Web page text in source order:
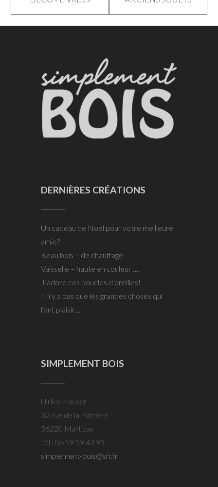
l’article
DERNIÈRES CRÉATIONS
Un cadeau de Noel pour votre meilleure
amie?
Beau bois – de chauffage
Vaisselle – haute en couleur ….
J’adore ces boucles d’oreilles!
Il n’y a pas que les grandes choses qui
font plaisir…
SIMPLEMENT BOIS
Ulrike Hauser
32 rue de la Patrière
36220 Martizay
Tél : 06 59 59 43 93
simplement-bois@sfr.fr